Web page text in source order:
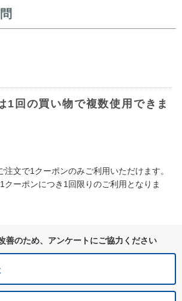
1回の買い物で複数使用できま
注文で1クーポンのみご利用いただけます。
クーポンにつき1回限りのご利用となりま
善のため、アンケートにご協力ください